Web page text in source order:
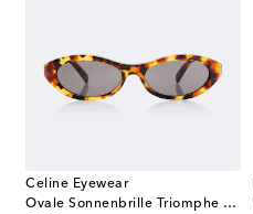
Celine Eyewear
Ovale Sonnenbrille Triomphe Mini 02